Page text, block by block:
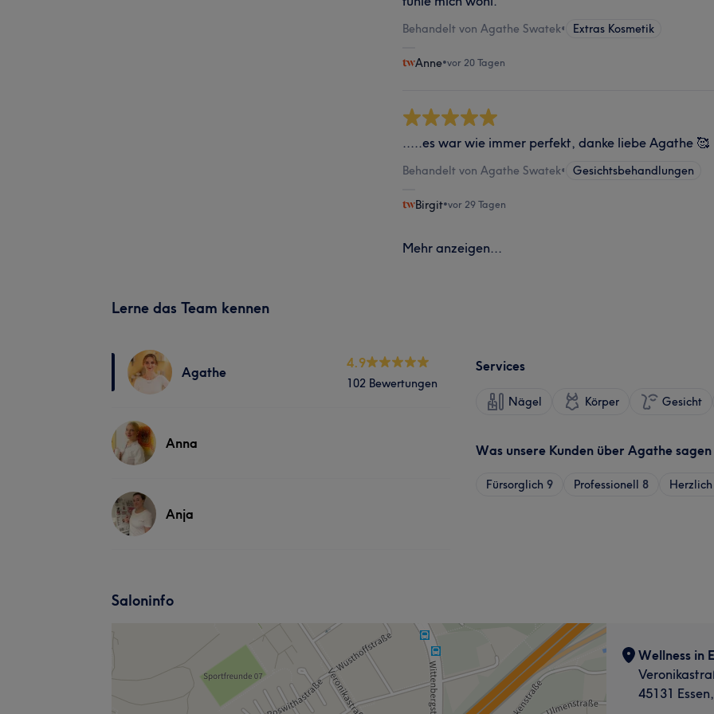
Behandelt von Agathe Swatek• Extras Kosmetik
Anne•vor 20 Tagen
.....es war wie immer perfekt, danke liebe Agathe 🥰
Behandelt von Agathe Swatek• Gesichtsbehandlungen
Birgit•vor 29 Tagen
Mehr anzeigen...
Lerne das Team kennen
Agathe
4.9
102 Bewertungen
Anna
Anja
Services
Nägel Körper Gesicht
Was unsere Kunden über Agathe sagen
Fürsorglich 9 Professionell 8 Herzlich
Saloninfo
Wellness in
45131